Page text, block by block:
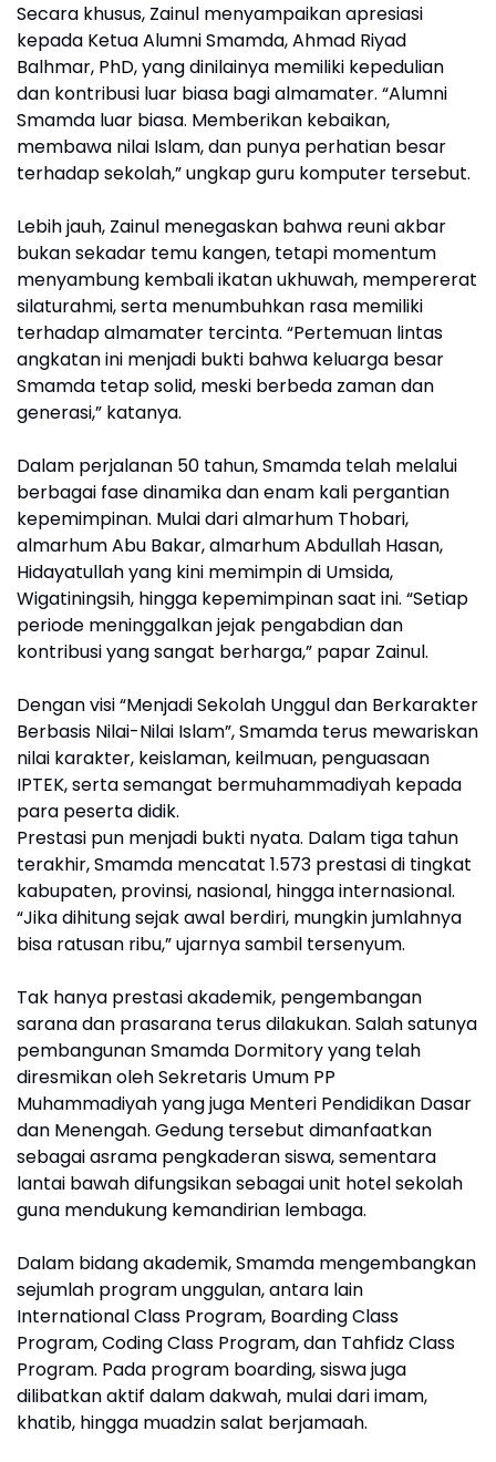
Secara khusus, Zainul menyampaikan apresiasi
kepada Ketua Alumni Smamda, Ahmad Riyad
Balhmar, PhD, yang dinilainya memiliki kepedulian
dan kontribusi luar biasa bagi almamater. “Alumni
Smamda luar biasa. Memberikan kebaikan,
membawa nilai Islam, dan punya perhatian besar
terhadap sekolah,” ungkap guru komputer tersebut.
Lebih jauh, Zainul menegaskan bahwa reuni akbar
bukan sekadar temu kangen, tetapi momentum
menyambung kembali ikatan ukhuwah, mempererat
silaturahmi, serta menumbuhkan rasa memiliki
terhadap almamater tercinta. “Pertemuan lintas
angkatan ini menjadi bukti bahwa keluarga besar
Smamda tetap solid, meski berbeda zaman dan
generasi,” katanya.
Dalam perjalanan 50 tahun, Smamda telah melalui
berbagai fase dinamika dan enam kali pergantian
kepemimpinan. Mulai dari almarhum Thobari,
almarhum Abu Bakar, almarhum Abdullah Hasan,
Hidayatullah yang kini memimpin di Umsida,
Wigatiningsih, hingga kepemimpinan saat ini. “Setiap
periode meninggalkan jejak pengabdian dan
kontribusi yang sangat berharga,” papar Zainul.
Dengan visi “Menjadi Sekolah Unggul dan Berkarakter
Berbasis Nilai-Nilai Islam”, Smamda terus mewariskan
nilai karakter, keislaman, keilmuan, penguasaan
IPTEK, serta semangat bermuhammadiyah kepada
para peserta didik.
Prestasi pun menjadi bukti nyata. Dalam tiga tahun
terakhir, Smamda mencatat 1.573 prestasi di tingkat
kabupaten, provinsi, nasional, hingga internasional.
“Jika dihitung sejak awal berdiri, mungkin jumlahnya
bisa ratusan ribu,” ujarnya sambil tersenyum.
Tak hanya prestasi akademik, pengembangan
sarana dan prasarana terus dilakukan. Salah satunya
pembangunan Smamda Dormitory yang telah
diresmikan oleh Sekretaris Umum PP
Muhammadiyah yang juga Menteri Pendidikan Dasar
dan Menengah. Gedung tersebut dimanfaatkan
sebagai asrama pengkaderan siswa, sementara
lantai bawah difungsikan sebagai unit hotel sekolah
guna mendukung kemandirian lembaga.
Dalam bidang akademik, Smamda mengembangkan
sejumlah program unggulan, antara lain
International Class Program, Boarding Class
Program, Coding Class Program, dan Tahfidz Class
Program. Pada program boarding, siswa juga
dilibatkan aktif dalam dakwah, mulai dari imam,
khatib, hingga muadzin salat berjamaah.